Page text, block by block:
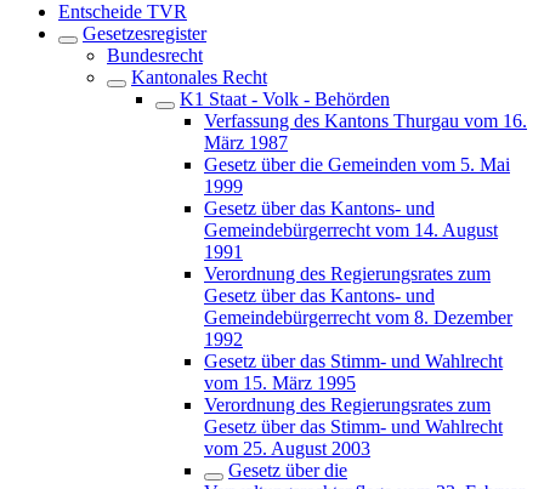
Entscheide TVR
Gesetzesregister
Bundesrecht
Kantonales Recht
K1 Staat - Volk - Behörden
Verfassung des Kantons Thurgau vom 16.
März 1987
Gesetz über die Gemeinden vom 5. Mai
1999
Gesetz über das Kantons- und
Gemeindebürgerrecht vom 14. August
1991
Verordnung des Regierungsrates zum
Gesetz über das Kantons- und
Gemeindebürgerrecht vom 8. Dezember
1992
Gesetz über das Stimm- und Wahlrecht
vom 15. März 1995
Verordnung des Regierungsrates zum
Gesetz über das Stimm- und Wahlrecht
vom 25. August 2003
Gesetz über die